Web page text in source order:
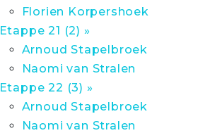
Florien Korpershoek
Etappe 21 (2) »
Arnoud Stapelbroek
Naomi van Stralen
Etappe 22 (3) »
Arnoud Stapelbroek
Naomi van Stralen